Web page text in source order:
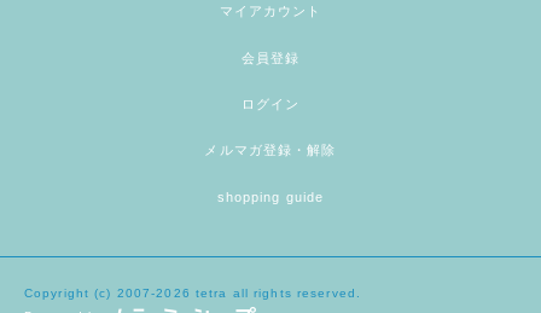
マイアカウント
会員登録
ログイン
メルマガ登録・解除
shopping guide
Copyright (c) 2007-2026 tetra all rights reserved.